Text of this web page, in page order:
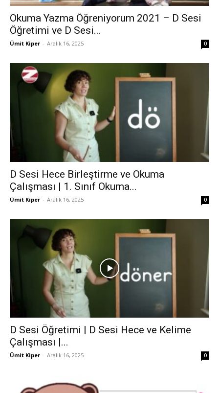
Okuma Yazma Öğreniyorum 2021 – D Sesi
Öğretimi ve D Sesi...
Ümit Kiper - Aralık 16, 2025 0
D Sesi Hece Birleştirme ve Okuma
Çalışması | 1. Sınıf Okuma...
Ümit Kiper - Aralık 16, 2025 0
D Sesi Öğretimi | D Sesi Hece ve Kelime
Çalışması |...
Ümit Kiper - Aralık 16, 2025 0